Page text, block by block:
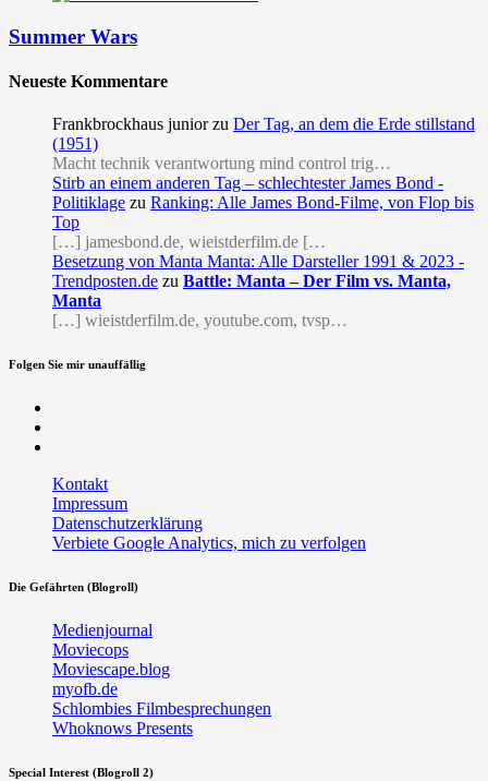
Summer Wars
Neueste Kommentare
Frankbrockhaus junior zu Der Tag, an dem die Erde stillstand
(1951)
Macht technik verantwortung mind control trig…
Stirb an einem anderen Tag – schlechtester James Bond -
Politiklage zu Ranking: Alle James Bond-Filme, von Flop bis
Top
[…] jamesbond.de, wieistderfilm.de […
Besetzung von Manta Manta: Alle Darsteller 1991 & 2023 -
Trendposten.de zu Battle: Manta – Der Film vs. Manta,
Manta
[…] wieistderfilm.de, youtube.com, tvsp…
Folgen Sie mir unauffällig
Kontakt
Impressum
Datenschutzerklärung
Verbiete Google Analytics, mich zu verfolgen
Die Gefährten (Blogroll)
Medienjournal
Moviecops
Moviescape.blog
myofb.de
Schlombies Filmbesprechungen
Whoknows Presents
Special Interest (Blogroll 2)